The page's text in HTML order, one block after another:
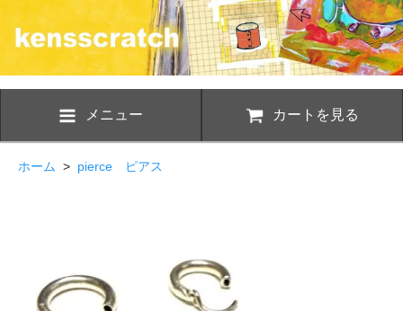
メニュー カートを見る
ホーム > pierce ピアス